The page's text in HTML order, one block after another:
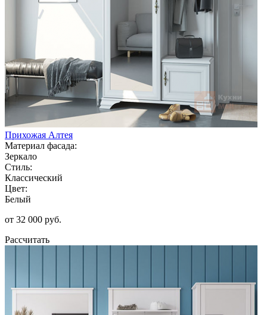
Прихожая Алтея
Материал фасада:
Зеркало
Стиль:
Классический
Цвет:
Белый
от 32 000 руб.
Рассчитать